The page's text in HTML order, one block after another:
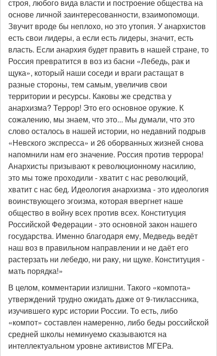
строя, любого вида власти и построение общества на
основе личной заинтересованности, взаимопомощи.
Звучит вроде бы неплохо, но это утопия. У анархистов
есть свои лидеры, а если есть лидеры, значит, есть
власть. Если анархия будет править в нашей стране, то
Россия превратится в воз из басни «Лебедь, рак и
щука», который наши соседи и враги растащат в
разные стороны, тем самым, увеличив свои
территории и ресурсы. Каковы же средства у
анархизма? Террор! Это его основное оружие. К
сожалению, мы знаем, что это... Мы думали, что это
слово осталось в нашей истории, но недавний подрыв
«Невского экспресса» и 26 оборванных жизней снова
напомнили нам его значение. Россия против террора!
Анархисты призывают к революционному насилию,
это мы тоже проходили - хватит с нас революций,
хватит с нас бед. Идеология анархизма - это идеология
воинствующего эгоизма, которая ввергнет наше
общество в войну всех против всех. Конституция
Российской Федерации - это основной закон нашего
государства. Именно благодаря ему, Медведь ведёт
наш воз в правильном направлении и не даёт его
растерзать ни лебедю, ни раку, ни щуке. Конституция -
мать порядка!»
В целом, комментарии излишни. Такого «компота»
утверждений трудно ожидать даже от 9-тиклассника,
изучившего курс истории России. То есть, либо
«компот» составлен намеренно, либо беды российской
средней школы неминуемо сказываются на
интеллектуальном уровне активистов МГЕРа.